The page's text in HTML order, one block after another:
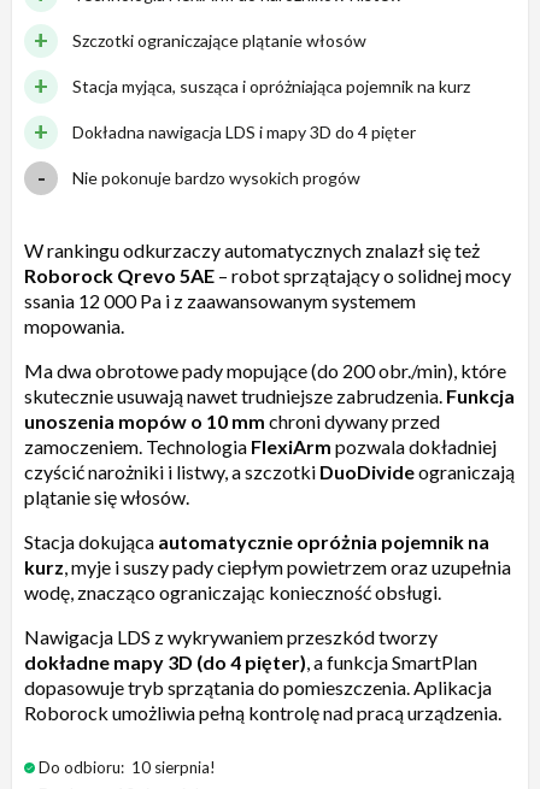
Szczotki ograniczające plątanie włosów
Stacja myjąca, susząca i opróżniająca pojemnik na kurz
Dokładna nawigacja LDS i mapy 3D do 4 pięter
Nie pokonuje bardzo wysokich progów
W rankingu odkurzaczy automatycznych znalazł się też
Roborock Qrevo 5AE – robot sprzątający o solidnej mocy
ssania 12 000 Pa i z zaawansowanym systemem
mopowania.
Ma dwa obrotowe pady mopujące (do 200 obr./min), które
skutecznie usuwają nawet trudniejsze zabrudzenia. Funkcja
unoszenia mopów o 10 mm chroni dywany przed
zamoczeniem. Technologia FlexiArm pozwala dokładniej
czyścić narożniki i listwy, a szczotki DuoDivideograniczają
plątanie się włosów.
Stacja dokująca automatycznie opróżnia pojemnik na
kurz, myje i suszy pady ciepłym powietrzem oraz uzupełnia
wodę, znacząco ograniczając konieczność obsługi.
Nawigacja LDS z wykrywaniem przeszkód tworzy
dokładne mapy 3D (do 4 pięter), a funkcja SmartPlan
dopasowuje tryb sprzątania do pomieszczenia. Aplikacja
Roborock umożliwia pełną kontrolę nad pracą urządzenia.
Do odbioru: 10 sierpnia!